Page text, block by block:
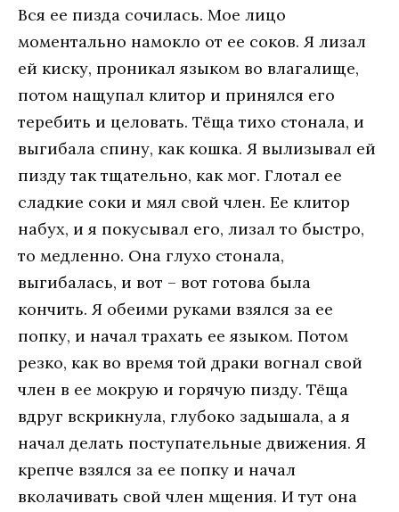
Вся ее пизда сочилась. Мое лицо
моментально намокло от ее соков. Я лизал
ей киску, проникал языком во влагалище,
потом нащупал клитор и принялся его
теребить и целовать. Тёща тихо стонала, и
выгибала спину, как кошка. Я вылизывал ей
пизду так тщательно, как мог. Глотал ее
сладкие соки и мял свой член. Ее клитор
набух, и я покусывал его, лизал то быстро,
то медленно. Она глухо стонала,
выгибалась, и вот – вот готова была
кончить. Я обеими руками взялся за ее
попку, и начал трахать ее языком. Потом
резко, как во время той драки вогнал свой
член в ее мокрую и горячую пизду. Тёща
вдруг вскрикнула, глубоко задышала, а я
начал делать поступательные движения. Я
крепче взялся за ее попку и начал
вколачивать свой член мщения. И тут она